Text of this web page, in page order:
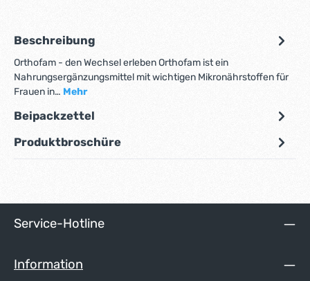
Beschreibung
Orthofam - den Wechsel erleben Orthofam ist ein
Nahrungsergänzungsmittel mit wichtigen Mikronährstoffen für
Frauen in… Mehr
Beipackzettel
Produktbroschüre
Service-Hotline
Information